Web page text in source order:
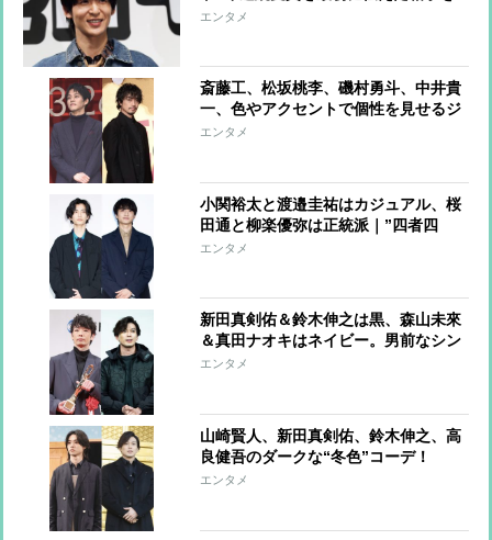
告白「喜んでくれていました」
エンタメ
斎藤工、松坂桃李、磯村勇斗、中井貴
一、色やアクセントで個性を見せるジ
ャケットコーデ
エンタメ
小関裕太と渡邉圭祐はカジュアル、桜
田通と柳楽優弥は正統派｜”四者四
様”のジャケットスタイル
エンタメ
新田真剣佑＆鈴木伸之は黒、森山未來
＆真田ナオキはネイビー。男前なシン
プルカラーコーデ
エンタメ
山崎賢人、新田真剣佑、鈴木伸之、高
良健吾のダークな“冬色”コーデ！
エンタメ